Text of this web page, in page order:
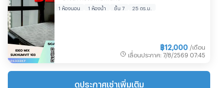
1 ห้องนอน 1 ห้องน้ำ ชั้น 7 25 ตร.ม.
฿12,000 /เดือน
เลื่อนประกาศ : 7/8/2569 07:45
ดูประกาศเช่าเพิ่มเติม